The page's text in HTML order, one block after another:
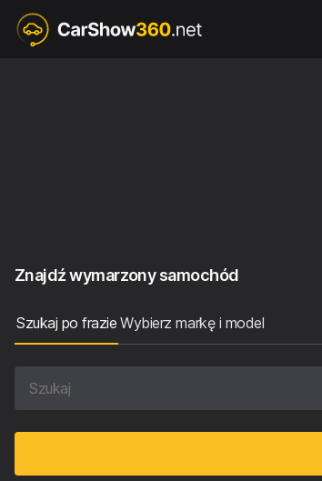
Znajdź wymarzony samochód
Szukaj po frazie Wybierz markę i model